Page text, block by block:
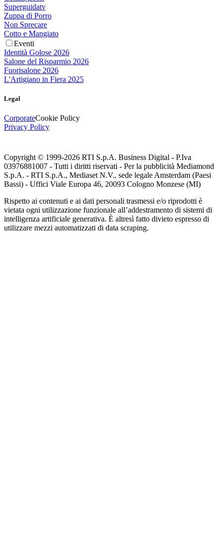
Superguidatv
Zuppa di Porro
Non Sprecare
Cotto e Mangiato
Eventi
Identità Golose 2026
Salone del Risparmio 2026
Fuorisalone 2026
L'Artigiano in Fiera 2025
Legal
CorporateCookie Policy
Privacy Policy
Copyright © 1999-2026 RTI S.p.A. Business Digital - P.Iva
03976881007 - Tutti i diritti riservati - Per la pubblicità Mediamond
S.p.A. - RTI S.p.A., Mediaset N.V., sede legale Amsterdam (Paesi
Bassi) - Uffici Viale Europa 46, 20093 Cologno Monzese (MI)
Rispetto ai contenuti e ai dati personali trasmessi e/o riprodotti è
vietata ogni utilizzazione funzionale all’addestramento di sistemi di
intelligenza artificiale generativa. È altresì fatto divieto espresso di
utilizzare mezzi automatizzati di data scraping.